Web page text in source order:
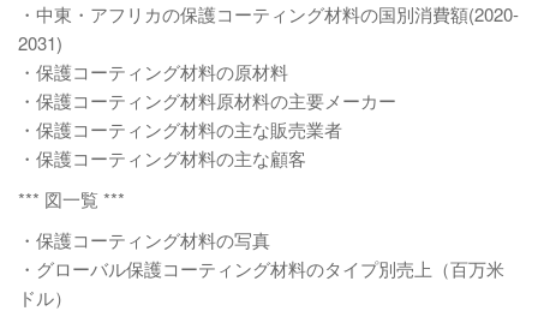
・中東・アフリカの保護コーティング材料の国別消費額(2020-
2031)
・保護コーティング材料の原材料
・保護コーティング材料原材料の主要メーカー
・保護コーティング材料の主な販売業者
・保護コーティング材料の主な顧客
*** 図一覧 ***
・保護コーティング材料の写真
・グローバル保護コーティング材料のタイプ別売上（百万米
ドル）